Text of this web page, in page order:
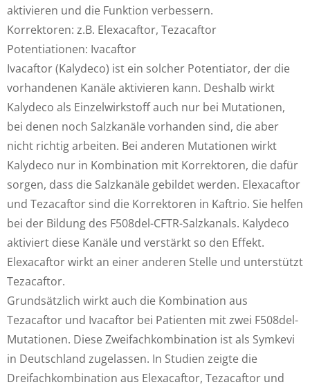
aktivieren und die Funktion verbessern.
Korrektoren: z.B. Elexacaftor, Tezacaftor
Potentiationen: Ivacaftor
Ivacaftor (Kalydeco) ist ein solcher Potentiator, der die
vorhandenen Kanäle aktivieren kann. Deshalb wirkt
Kalydeco als Einzelwirkstoff auch nur bei Mutationen,
bei denen noch Salzkanäle vorhanden sind, die aber
nicht richtig arbeiten. Bei anderen Mutationen wirkt
Kalydeco nur in Kombination mit Korrektoren, die dafür
sorgen, dass die Salzkanäle gebildet werden. Elexacaftor
und Tezacaftor sind die Korrektoren in Kaftrio. Sie helfen
bei der Bildung des F508del-CFTR-Salzkanals. Kalydeco
aktiviert diese Kanäle und verstärkt so den Effekt.
Elexacaftor wirkt an einer anderen Stelle und unterstützt
Tezacaftor.
Grundsätzlich wirkt auch die Kombination aus
Tezacaftor und Ivacaftor bei Patienten mit zwei F508del-
Mutationen. Diese Zweifachkombination ist als Symkevi
in Deutschland zugelassen. In Studien zeigte die
Dreifachkombination aus Elexacaftor, Tezacaftor und